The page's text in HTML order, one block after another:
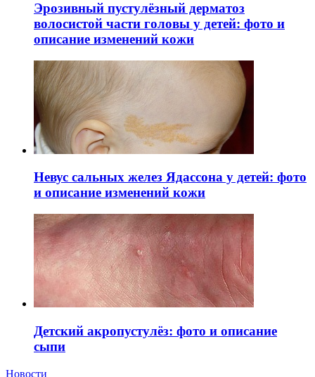
Эрозивный пустулёзный дерматоз
волосистой части головы у детей: фото и
описание изменений кожи
Невус сальных желез Ядассона у детей: фото
и описание изменений кожи
Детский акропустулёз: фото и описание
сыпи
Новости